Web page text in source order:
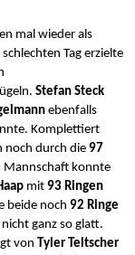
mal wieder als
Tag erzielte
Stefan Steck
ebenfalls
Komplettiert
noch durch die 97
Mannschaft konnte
mit
beide noch
ganz so glatt.
von